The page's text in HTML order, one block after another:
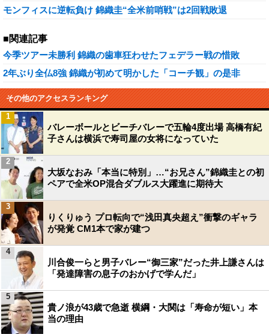
モンフィスに逆転負け 錦織圭“全米前哨戦”は2回戦敗退
■関連記事
今季ツアー未勝利 錦織の歯車狂わせたフェデラー戦の惜敗
2年ぶり全仏8強 錦織が初めて明かした「コーチ観」の是非
その他のアクセスランキング
バレーボールとビーチバレーで五輪4度出場 高橋有紀
子さんは横浜で寿司屋の女将になっていた
1
大坂なおみ「本当に特別」…“お兄さん”錦織圭との初
ペアで全米OP混合ダブルス大躍進に期待大
2
りくりゅう プロ転向で“浅田真央超え”衝撃のギャラ
が発覚 CM1本で家が建つ
3
川合俊一らと男子バレー“御三家”だった井上謙さんは
「発達障害の息子のおかげで学んだ」
4
貴ノ浪が43歳で急逝 横綱・大関は「寿命が短い」本
当の理由
5